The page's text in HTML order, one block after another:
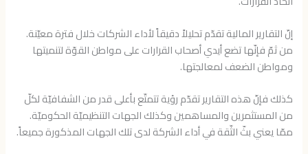
إنّ التقارير المالية تقدّم تحليلاً دقيقاً لأداء الشركات خلال فترة معيّنة.
من ثمّ فإنّها تضع أيدي أصحاب القرارات على مواطن القوّة لتنميتها
ومواطن الضعف لمعالجتها.
كذلك فإنّ هذه التقارير تقدّم رؤية تتمتّع بأعلى قدر من الشفافيّة لكلّ
من المستثمرين والمساهمين وكذلك الجهات التنظيميّة الحكوميّة.
ممّا يعني بثّ الثّقة في أداء الشركة لدى تلك الجهات المذكورة جميعاً.